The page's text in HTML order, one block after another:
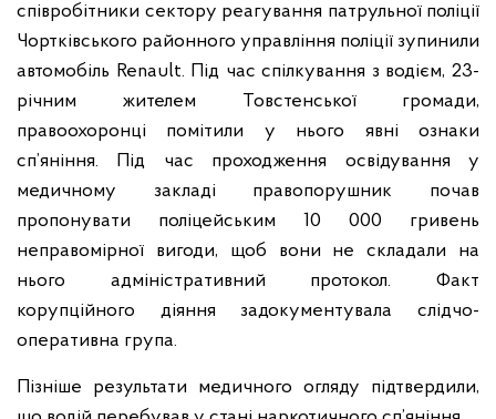
співробітники сектору реагування патрульної поліції
Чортківського районного управління поліції зупинили
автомобіль Renault. Під час спілкування з водієм, 23-
річним жителем Товстенської громади,
правоохоронці помітили у нього явні ознаки
сп’яніння. Під час проходження освідування у
медичному закладі правопорушник почав
пропонувати поліцейським 10 000 гривень
неправомірної вигоди, щоб вони не складали на
нього адміністративний протокол. Факт
корупційного діяння задокументувала слідчо-
оперативна група.
Пізніше результати медичного огляду підтвердили,